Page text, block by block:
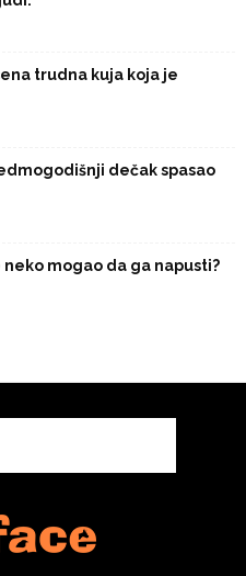
trudna kuja koja je
dečak spasao
neko mogao da ga napusti?